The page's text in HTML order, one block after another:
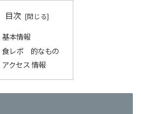
目次
基本情報
食レポ 的なもの
アクセス 情報